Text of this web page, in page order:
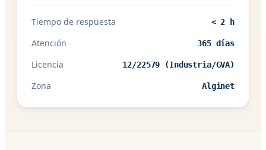
Tiempo de respuesta < 2 h
Atención 365 días
Licencia 12/22579 (Industria/GVA)
Zona Alginet